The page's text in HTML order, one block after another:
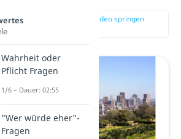
zur Stelle im Video springen
Wahrheit oder
Pflicht Fragen
1/6 – Dauer: 02:55
"Wer würde eher"-
Fragen